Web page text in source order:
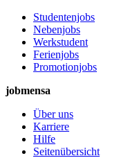
Studentenjobs
Nebenjobs
Werkstudent
Ferienjobs
Promotionjobs
jobmensa
Über uns
Karriere
Hilfe
Seitenübersicht